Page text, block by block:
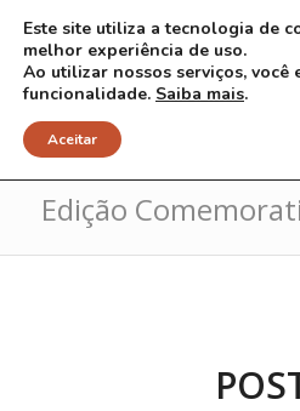
Arquivo para Tag:
Edição
Este site utiliza a tecnologia de
melhor experiência de uso.
Ao utilizar nossos serviços, você
funcionalidade. Saiba mais.
Aceitar